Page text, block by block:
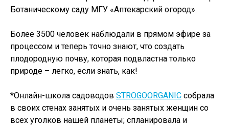
Ботаническому саду МГУ «Аптекарский огород».
Более 3500 человек наблюдали в прямом эфире за
процессом и теперь точно знают, что создать
плодородную почву, которая подвластна только
природе – легко, если знать, как!
*Онлайн-школа садоводов STROGOORGANIC собрала
в своих стенах занятых и очень занятых женщин со
всех уголков нашей планеты; спланировала и